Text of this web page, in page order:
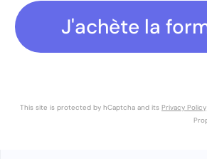
J'achète la
This site is protected by hCaptcha and its Privacy Policy